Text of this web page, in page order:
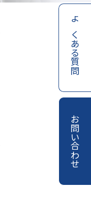
よくある質問
お問い合わせ